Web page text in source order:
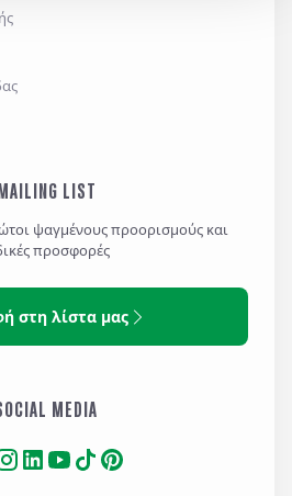
LIST
ψαγμένους προορισμούς και
προσφορές
στη λίστα μας
MEDIA